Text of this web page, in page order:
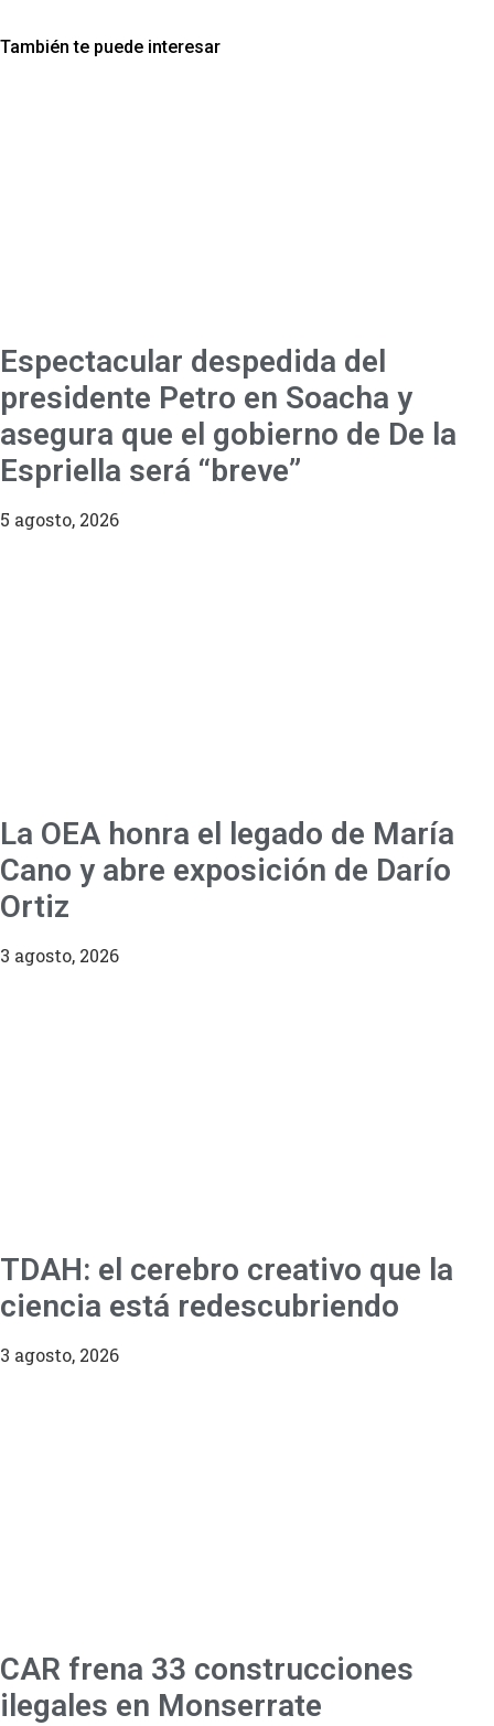
También te puede interesar
Espectacular despedida del
presidente Petro en Soacha y
asegura que el gobierno de De la
Espriella será “breve”
5 agosto, 2026
La OEA honra el legado de María
Cano y abre exposición de Darío
Ortiz
3 agosto, 2026
TDAH: el cerebro creativo que la
ciencia está redescubriendo
3 agosto, 2026
CAR frena 33 construcciones
ilegales en Monserrate